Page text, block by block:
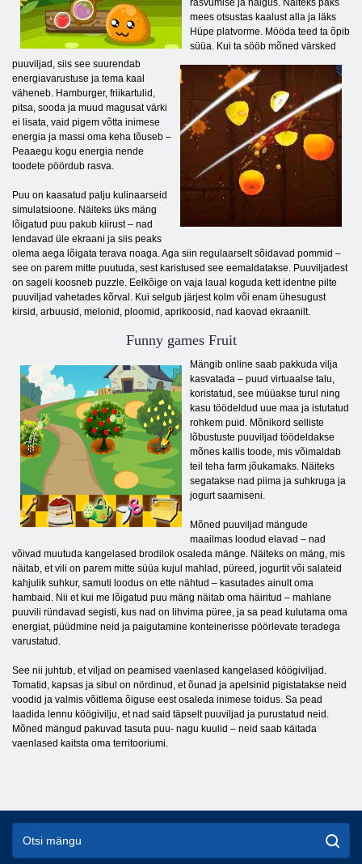
rasvumise ja haigus. Näiteks paks
mees otsustas kaalust alla ja läks
Hüpe platvorme. Mööda teed ta õpib
süüa. Kui ta sööb mõned värsked
puuviljad, siis see suurendab
energiavarustuse ja tema kaal
väheneb. Hamburger, friikartulid,
pitsa, sooda ja muud magusat värki
ei lisata, vaid pigem võtta inimese
energia ja massi oma keha tõuseb –
Peaaegu kogu energia nende
toodete pöördub rasva.
Puu on kaasatud palju kulinaarseid
simulatsioone. Näiteks üks mäng
lõigatud puu pakub kiirust – nad
lendavad üle ekraani ja siis peaks
olema aega lõigata terava noaga. Aga siin regulaarselt sõidavad pommid –
see on parem mitte puutuda, sest karistused see eemaldatakse. Puuviljadest
on sageli koosneb puzzle. Eelkõige on vaja laual koguda kett identne pilte
puuviljad vahetades kõrval. Kui selgub järjest kolm või enam ühesugust
kirsid, arbuusid, melonid, ploomid, aprikoosid, nad kaovad ekraanilt.
Funny games Fruit
Mängib online saab pakkuda vilja
kasvatada – puud virtuaalse talu,
koristatud, see müüakse turul ning
kasu töödeldud uue maa ja istutatud
rohkem puid. Mõnikord selliste
lõbustuste puuviljad töödeldakse
mõnes kallis toode, mis võimaldab
teil teha farm jõukamaks. Näiteks
segatakse nad piima ja suhkruga ja
jogurt saamiseni.
Mõned puuviljad mängude
maailmas loodud elavad – nad
võivad muutuda kangelased brodilok osaleda mänge. Näiteks on mäng, mis
näitab, et vili on parem mitte süüa kujul mahlad, püreed, jogurtit või salateid
kahjulik suhkur, samuti loodus on ette nähtud – kasutades ainult oma
hambaid. Nii et kui me lõigatud puu mäng näitab oma häiritud – mahlane
puuvili ründavad segisti, kus nad on lihvima püree, ja sa pead kulutama oma
energiat, püüdmine neid ja paigutamine konteinerisse pöörlevate teradega
varustatud.
See nii juhtub, et viljad on peamised vaenlased kangelased köögiviljad.
Tomatid, kapsas ja sibul on nördinud, et õunad ja apelsinid pigistatakse neid
voodid ja valmis võitlema õiguse eest osaleda inimese toidus. Sa pead
laadida lennu köögivilju, et nad said täpselt puuviljad ja purustatud neid.
Mõned mängud pakuvad tasuta puu- nagu kuulid – neid saab käitada
vaenlased kaitsta oma territooriumi.